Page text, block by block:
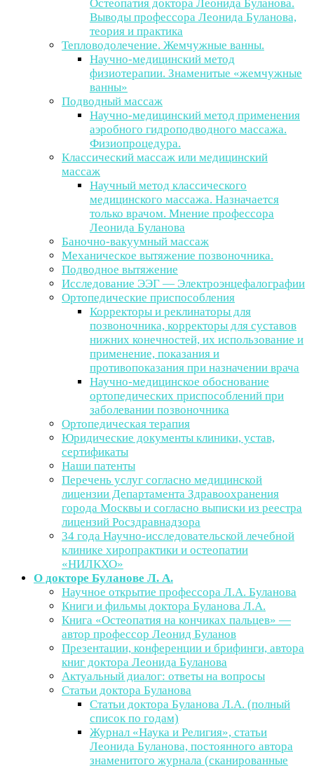
Остеопатия доктора Леонида Буланова.
Выводы профессора Леонида Буланова,
теория и практика
Тепловодолечение. Жемчужные ванны.
Научно-медицинский метод
физиотерапии. Знаменитые «жемчужные
ванны»
Подводный массаж
Научно-медицинский метод применения
аэробного гидроподводного массажа.
Физиопроцедура.
Классический массаж или медицинский
массаж
Научный метод классического
медицинского массажа. Назначается
только врачом. Мнение профессора
Леонида Буланова
Баночно-вакуумный массаж
Механическое вытяжение позвоночника.
Подводное вытяжение
Исследование ЭЭГ — Электроэнцефалографии
Ортопедические приспособления
Корректоры и реклинаторы для
позвоночника, корректоры для суставов
нижних конечностей, их использование и
применение, показания и
противопоказания при назначении врача
Научно-медицинское обоснование
ортопедических приспособлений при
заболевании позвоночника
Ортопедическая терапия
Юридические документы клиники, устав,
сертификаты
Наши патенты
Перечень услуг согласно медицинской
лицензии Департамента Здравоохранения
города Москвы и согласно выписки из реестра
лицензий Росздравнадзора
34 года Научно-исследовательской лечебной
клинике хиропрактики и остеопатии
«НИЛКХО»
О докторе Буланове Л. А.
Научное открытие профессора Л.А. Буланова
Книги и фильмы доктора Буланова Л.А.
Книга «Остеопатия на кончиках пальцев» —
автор профессор Леонид Буланов
Презентации, конференции и брифинги, автора
книг доктора Леонида Буланова
Актуальный диалог: ответы на вопросы
Статьи доктора Буланова
Статьи доктора Буланова Л.А. (полный
список по годам)
Журнал «Наука и Религия», статьи
Леонида Буланова, постоянного автора
знаменитого журнала (сканированные